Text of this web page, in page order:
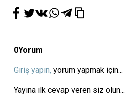
0Yorum
Giriş yapın, yorum yapmak için...
Yayına ilk cevap veren siz olun...